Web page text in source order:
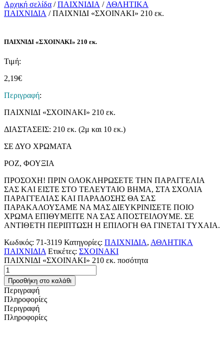
Αρχική σελίδα /ΠΑΙΧΝΙΔΙΑ / ΑΘΛΗΤΙΚΑ
ΠΑΙΧΝΙΔΙΑ / ΠΑΙΧΝΙΔΙ «ΣΧΟΙΝΑΚΙ» 210 εκ.
ΠΑΙΧΝΙΔΙ «ΣΧΟΙΝΑΚΙ» 210 εκ.
Τιμή:
2,19€
Περιγραφή:
ΠΑΙΧΝΙΔΙ «ΣΧΟΙΝΑΚΙ» 210 εκ.
ΔΙΑΣΤΑΣΕΙΣ: 210 εκ. (2μ και 10 εκ.)
ΣΕ ΔΥΟ ΧΡΩΜΑΤΑ
ΡΟΖ, ΦΟΥΞΙΑ
ΠΡΟΣΟΧΗ! ΠΡΙΝ ΟΛΟΚΛΗΡΩΣΕΤΕ ΤΗΝ ΠΑΡΑΓΓΕΛΙΑ
ΣΑΣ ΚΑΙ ΕΙΣΤΕ ΣΤΟ ΤΕΛΕΥΤΑΙΟ ΒΗΜΑ, ΣΤΑ ΣΧΟΛΙΑ
ΠΑΡΑΓΓΕΛΙΑΣ ΚΑΙ ΠΑΡΑΔΟΣΗΣ ΘΑ ΣΑΣ
ΠΑΡΑΚΑΛΟΥΣΑΜΕ ΝΑ ΜΑΣ ΔΙΕΥΚΡΙΝΙΣΕΤΕ ΠΟΙΟ
ΧΡΩΜΑ ΕΠΙΘΥΜΕΙΤΕ ΝΑ ΣΑΣ ΑΠΟΣΤΕΙΛΟΥΜΕ. ΣΕ
ΑΝΤΙΘΕΤΗ ΠΕΡΙΠΤΩΣΗ Η ΕΠΙΛΟΓΗ ΘΑ ΓΙΝΕΤΑΙ ΤΥΧΑΙΑ.
Κωδικός: 71-3119 Κατηγορίες: ΠΑΙΧΝΙΔΙΑ, ΑΘΛΗΤΙΚΑ
ΠΑΙΧΝΙΔΙΑ Ετικέτες: ΣΧΟΙΝΑΚΙ
ΠΑΙΧΝΙΔΙ «ΣΧΟΙΝΑΚΙ» 210 εκ. ποσότητα
Προσθήκη στο καλάθι
Περιγραφή
Πληροφορίες
Περιγραφή
Πληροφορίες